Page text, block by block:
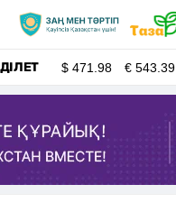
$471.98 €543.39